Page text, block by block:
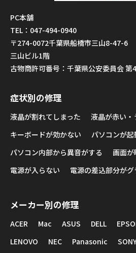
PC本舗
TEL：047-494-0940
〒274-0072千葉県船橋市三山8-47-6
三山ビル1階
古物商許可番号：千葉県公安委員会
症状別の修理
液晶が割れてしまった
液晶が赤い
キーボードが効かない
パソコンが
パソコン内部から異音がする
画面
電源が入らない
電源の差込部分がグ
メーカー別の修理
ACER Mac ASUS DELL
LENOVO
NEC Panasonic